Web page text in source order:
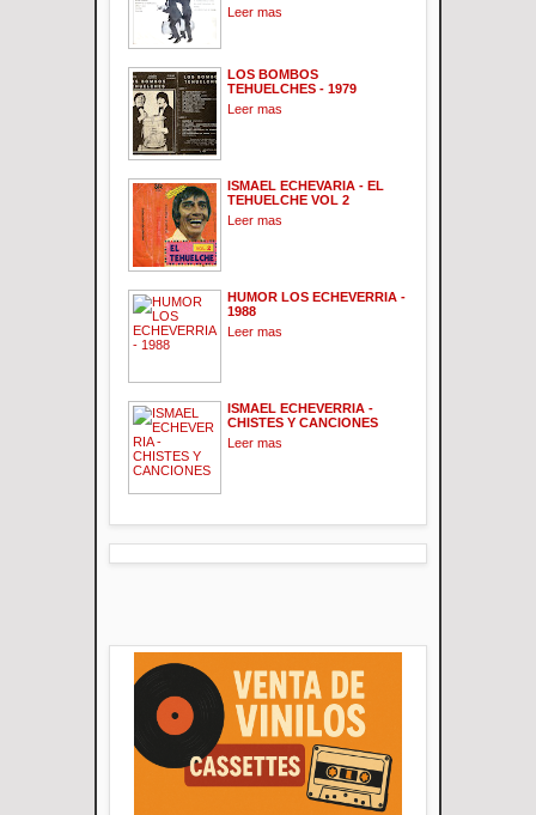
Leer mas
LOS BOMBOS
TEHUELCHES - 1979
Leer mas
ISMAEL ECHEVARIA - EL
TEHUELCHE VOL 2
Leer mas
HUMOR LOS ECHEVERRIA -
1988
Leer mas
ISMAEL ECHEVERRIA -
CHISTES Y CANCIONES
Leer mas